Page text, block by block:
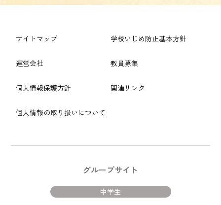
サイトマップ
運営会社
個人情報保護方針
個人情報の取り扱いについて
学校いじめ防止基本方針
教員募集
関連リンク
グループサイト
中学生